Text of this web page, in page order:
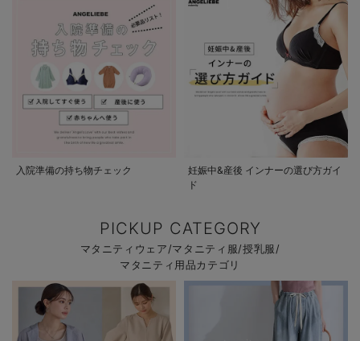
入院準備の持ち物チェック
妊娠中&産後 インナーの選び方ガイ
ド
PICKUP CATEGORY
マタニティウェア/マタニティ服/授乳服/
マタニティ用品カテゴリ